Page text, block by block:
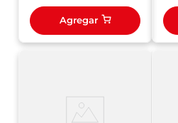
Agregar